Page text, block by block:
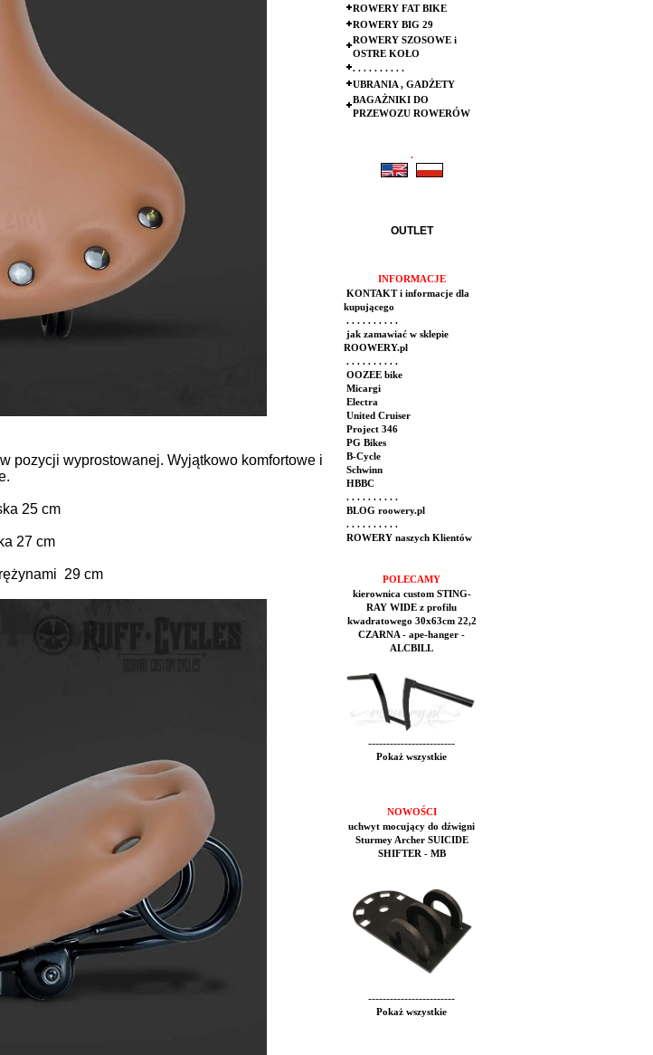
pozycji wyprostowanej. Wyjątkowo komfortowe i
25 cm
27 cm
29 cm
ROWERY FAT BIKE
ROWERY BIG 29
ROWERY SZOSOWE i
OSTRE KOŁO
. . . . . . . . . .
UBRANIA , GADŻETY
BAGAŻNIKI DO
PRZEWOZU ROWERÓW
.
OUTLET
INFORMACJE
KONTAKT i informacje dla
kupującego
. . . . . . . . . .
jak zamawiać w sklepie
ROOWERY.pl
. . . . . . . . . .
OOZEE bike
Micargi
Electra
United Cruiser
Project 346
PG Bikes
B-Cycle
Schwinn
HBBC
. . . . . . . . . .
BLOG roowery.pl
. . . . . . . . . .
ROWERY naszych Klientów
POLECAMY
kierownica custom STING-
RAY WIDE z profilu
kwadratowego 30x63cm 22,2
CZARNA - ape-hanger -
ALCBILL
------------------------
Pokaż wszystkie
NOWOŚCI
uchwyt mocujący do dźwigni
Sturmey Archer SUICIDE
SHIFTER - MB
------------------------
Pokaż wszystkie